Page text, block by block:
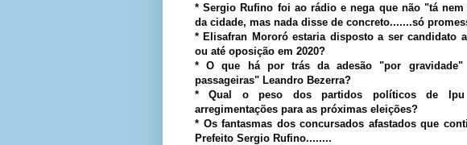
* Sergio Rufino foi ao rádio e nega que não "tá
da cidade, mas nada disse de concreto.......só
* Elisafran Mororó estaria disposto a ser candidato
ou até oposição em 2020?
* O que há por trás da adesão "por gravidade"
passageiras" Leandro Bezerra?
* Qual o peso dos partidos políticos de Ipu
arregimentações para as próximas eleições?
* Os fantasmas dos concursados afastados que
Prefeito Sergio Rufino........